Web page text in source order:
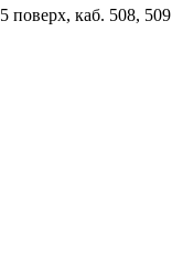
поверх, каб. 508, 509